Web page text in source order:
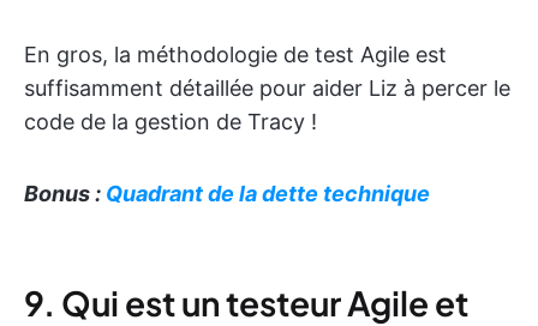
En gros, la méthodologie de test Agile est
suffisamment détaillée pour aider Liz à percer le
code de la gestion de Tracy !
Bonus : Quadrant de la dette technique
9. Qui est un testeur Agile et